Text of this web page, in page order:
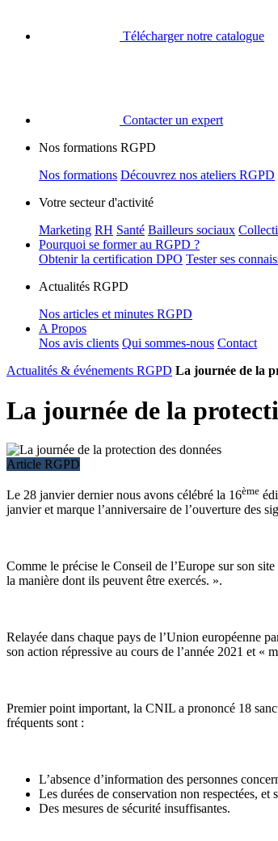
Télécharger notre catalogue
Contacter un expert
Nos formations RGPD
Nos formations Découvrez nos ateliers RGPD
Votre secteur d'activité
Marketing RH Santé Bailleurs sociaux
Pourquoi se former au RGPD ?
Obtenir la certification DPO Tester ses
Actualités RGPD
Nos articles et minutes RGPD
A Propos
Nos avis clients Qui sommes-nous Contact
Actualités & événements RGPD La journée de la
La journée de la
Article RGPD
Le 28 janvier dernier nous avons célébré la 16ème
janvier et marque l’anniversaire de l’ouverture des
Comme le précise le Conseil de l’Europe sur son
la manière dont ils peuvent être exercés. ».
Relayée dans chaque pays de l’Union européenne
son action répressive au cours de l’année 2021 et «
Premier point important, la CNIL a prononcé 18
fréquents sont :
L’absence d’information des personnes
Les durées de conservation non respectées, et
Des mesures de sécurité insuffisantes.